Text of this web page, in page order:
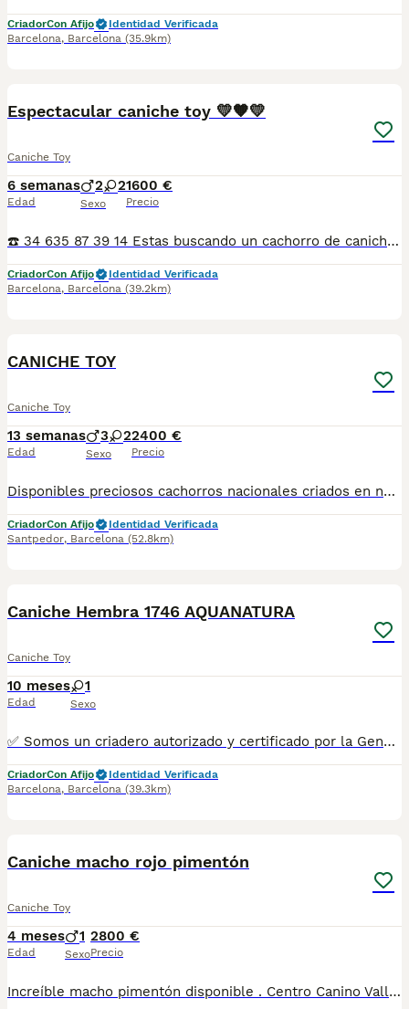
CriadorCon Afijo
Identidad Verificada
Barcelona, Barcelona (35.9km)
Espectacular caniche toy 💛🧡💛
Caniche Toy
6 semanas
Edad
2 2
Sexo
1600 €
Precio
☎️ 34 635 87 39 14 Estas buscando un cachorro de caniche?? Nosotros lo tenemos!! Criamos en casa en ambiente familiar Nuestros cachorros estan socializados desde el primer momento Los padres tienen muy buen caracter, morfología y pelaje Estan revisados por Veterinario Se entregan con dos meses, desparataciones, vacunas correspondientes Y garantía por escrito Posibilidad de llevartelo a casa Contrarembolso Y posibilidad de chip y pasaporte Estamos en Valladolid 📍 SEGOVIA Puedes informarte sin compromiso
CriadorCon Afijo
Identidad Verificada
Barcelona, Barcelona (39.2km)
CANICHE TOY
Caniche Toy
13 semanas
Edad
3 2
Sexo
2400 €
Precio
Disponibles preciosos cachorros nacionales criados en nuestras instalaciones, en un ambiente familiar y responsable. Nuestros cachorros se entregan con cartilla de primera vacunación, vacunas correspondientes a su edad, desparasitados interna y externamente, y con microchip implantado y dado de alta. Además, realizamos un contrato de garantía que incluye: • Garantía vírica de 15 días. • Garantía congénita de 1 año. Desde la fecha de entrega del cachorro. Nos comprometemos al 100% con la salud, el bienestar y el cuidado de nuestros pequeños. Disponemos de Núcleo Zoológico Para más información, imágenes o cualquier consulta sin compromiso, pueden contactar con nosotros en los teléfonos: CRISTINA 📞 722 788 399 📞 932 514 529
CriadorCon Afijo
Identidad Verificada
Santpedor, Barcelona (52.8km)
Caniche Hembra 1746 AQUANATURA
Caniche Toy
10 meses
Edad
1
Sexo
✅ Somos un criadero autorizado y certificado por la Generalitat de Catalunya. PARA MÁS INFORMACIÓN: ☎️ 933095977 📱 685878504 / 674320847 💻 www.aquanatura.es 🚙 Hacemos envíos 📌 Calle Roger de Flor 45, muy cerca del Arc de Triomf de Barcelona, de Lunes a Sábados. Se entregan con la mayoría de sus vacunas, desparasitados interna y externamente, con microchip y su registro, cartilla sanitaria y contrato de garantías, bajo la supervisión de nuestro equipo veterinario. AQUANATURA
CriadorCon Afijo
Identidad Verificada
Barcelona, Barcelona (39.3km)
Caniche macho rojo pimentón
Caniche Toy
4 meses
Edad
1
Sexo
2800 €
Precio
Increíble macho pimentón disponible . Centro Canino Vallbonica es mucho más que un centro de cría , es una familia comprometida con el bienestar animal y la cria responsable, por ello todos nuestros bebés nacen y se crían en nuestras instalaciones , asegurando así un correcto desarrollo y una magnífica socialización, consiguiendo en cada ejemplar un carácter juguetón y extrovertido algo primordial para su adaptación como un miembro más en tu familia . Se entregan con el carnet de vacunas con el plan correspondiente a su edad , desparasitados y microchip implantado y activado en registro de Anicom. Facilitamos junto al cachorro contrato de compra con garantías víricas de 15 días y congénitas de 1 año . Contamos con un gran equipo de profesionales entre los que se encuentran educadores, auxiliares y Veterinarios ofreciendo los controles sanitarios necesarios así como continua vigilancia asegurando su bienestar . Hacemos envíos a toda España con empresa de transporte privado, proporcionando un viaje confortable y ofreciendo las atenciones necesarias a nuestros bebés . Si estás interesado en alguno de nuestros ejemplares solicita información sin compromiso al 722269698 . También atendemos vía WhatsApp . PRECIO REAL ( incluye el IVA) . Núcleo zoológico B2501315